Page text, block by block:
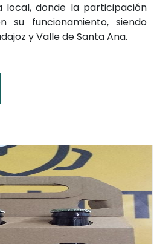
local, donde la participación
su funcionamiento, siendo
y Valle de Santa Ana.